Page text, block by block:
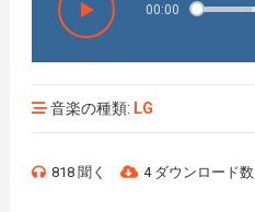
00:00
音楽の種類: LG
818 聞く 4 ダウンロード数